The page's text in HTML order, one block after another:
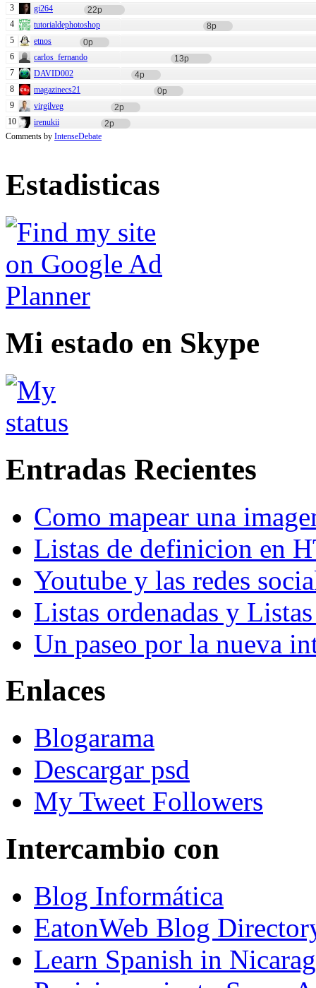
3
gi264
22p
4
tutorialdephotoshop
8p
5
etnos
0p
6
carlos_fernando
13p
7
DAVID002
4p
8
magazinecs21
0p
9
virgilveg
2p
10
irenukii
2p
Comments by IntenseDebate
Estadisticas
Mi estado en Skype
Entradas Recientes
Como mapear una
Listas de definicion en
Youtube y las redes
Listas ordenadas y
Un paseo por la nueva
Enlaces
Blogarama
Descargar psd
My Tweet Followers
Intercambio con
Blog Informática
EatonWeb Blog
Learn Spanish in